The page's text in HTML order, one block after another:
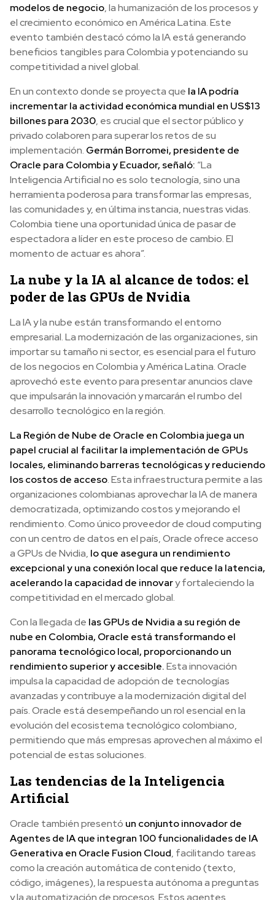
modelos de negocio, la humanización de los procesos y
el crecimiento económico en América Latina. Este
evento también destacó cómo la IA está generando
beneficios tangibles para Colombia y potenciando su
competitividad a nivel global.
En un contexto donde se proyecta que la IA podría
incrementar la actividad económica mundial en US$13
billones para 2030, es crucial que el sector público y
privado colaboren para superar los retos de su
implementación. Germán Borromei, presidente de
Oracle para Colombia y Ecuador, señaló: “La
Inteligencia Artificial no es solo tecnología, sino una
herramienta poderosa para transformar las empresas,
las comunidades y, en última instancia, nuestras vidas.
Colombia tiene una oportunidad única de pasar de
espectadora a líder en este proceso de cambio. El
momento de actuar es ahora”.
La nube y la IA al alcance de todos: el
poder de las GPUs de Nvidia
La IA y la nube están transformando el entorno
empresarial. La modernización de las organizaciones, sin
importar su tamaño ni sector, es esencial para el futuro
de los negocios en Colombia y América Latina. Oracle
aprovechó este evento para presentar anuncios clave
que impulsarán la innovación y marcarán el rumbo del
desarrollo tecnológico en la región.
La Región de Nube de Oracle en Colombia juega un
papel crucial al facilitar la implementación de GPUs
locales, eliminando barreras tecnológicas y reduciendo
los costos de acceso. Esta infraestructura permite a las
organizaciones colombianas aprovechar la IA de manera
democratizada, optimizando costos y mejorando el
rendimiento. Como único proveedor de cloud computing
con un centro de datos en el país, Oracle ofrece acceso
a GPUs de Nvidia, lo que asegura un rendimiento
excepcional y una conexión local que reduce la latencia,
acelerando la capacidad de innovary fortaleciendo la
competitividad en el mercado global.
Con la llegada de las GPUs de Nvidia a su región de
nube en Colombia, Oracle está transformando el
panorama tecnológico local, proporcionando un
rendimiento superior y accesible.Esta innovación
impulsa la capacidad de adopción de tecnologías
avanzadas y contribuye a la modernización digital del
país. Oracle está desempeñando un rol esencial en la
evolución del ecosistema tecnológico colombiano,
permitiendo que más empresas aprovechen al máximo el
potencial de estas soluciones.
Las tendencias de la Inteligencia
Artificial
Oracle también presentó un conjunto innovador de
Agentes de IA que integran 100 funcionalidades de IA
Generativa en Oracle Fusion Cloud, facilitando tareas
como la creación automática de contenido (texto,
código, imágenes), la respuesta autónoma a preguntas
y la automatización de procesos. Estos agentes